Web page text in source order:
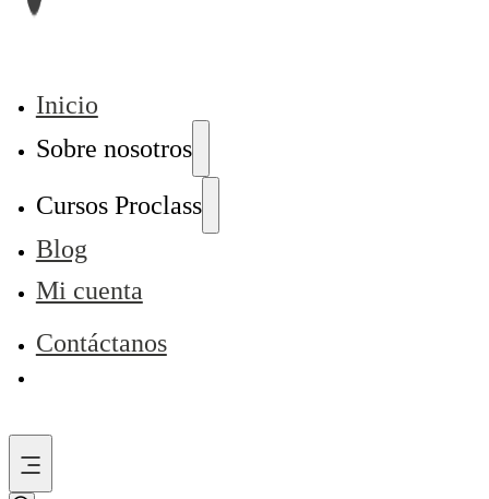
Inicio
Sobre nosotros
Cursos Proclass
Blog
Mi cuenta
Contáctanos